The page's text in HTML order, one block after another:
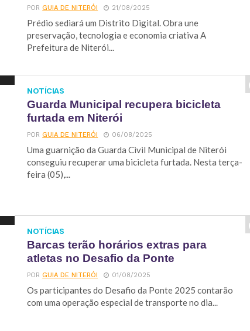
PORGUIA DE NITERÓI 21/08/2025
Prédio sediará um Distrito Digital. Obra une
preservação, tecnologia e economia criativa A
Prefeitura de Niterói...
NOTÍCIAS
Guarda Municipal recupera bicicleta
furtada em Niterói
PORGUIA DE NITERÓI 06/08/2025
Uma guarnição da Guarda Civil Municipal de Niterói
conseguiu recuperar uma bicicleta furtada. Nesta terça-
feira (05),...
NOTÍCIAS
Barcas terão horários extras para
atletas no Desafio da Ponte
PORGUIA DE NITERÓI 01/08/2025
Os participantes do Desafio da Ponte 2025 contarão
com uma operação especial de transporte no dia...